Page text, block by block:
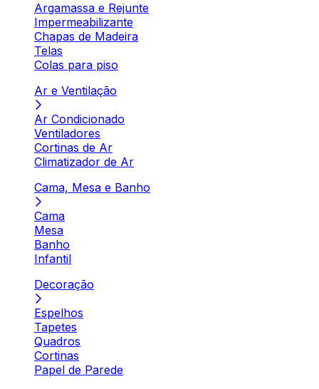
Argamassa e Rejunte
Impermeabilizante
Chapas de Madeira
Telas
Colas para piso
Ar e Ventilação
Ar Condicionado
Ventiladores
Cortinas de Ar
Climatizador de Ar
Cama, Mesa e Banho
Cama
Mesa
Banho
Infantil
Decoração
Espelhos
Tapetes
Quadros
Cortinas
Papel de Parede